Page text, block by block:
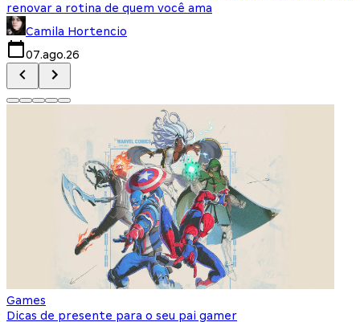
renovar a rotina de quem você ama
Camila Hortencio
07.ago.26
Games
Dicas de presente para o seu pai gamer